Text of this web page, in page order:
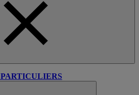
PARTICULIERS